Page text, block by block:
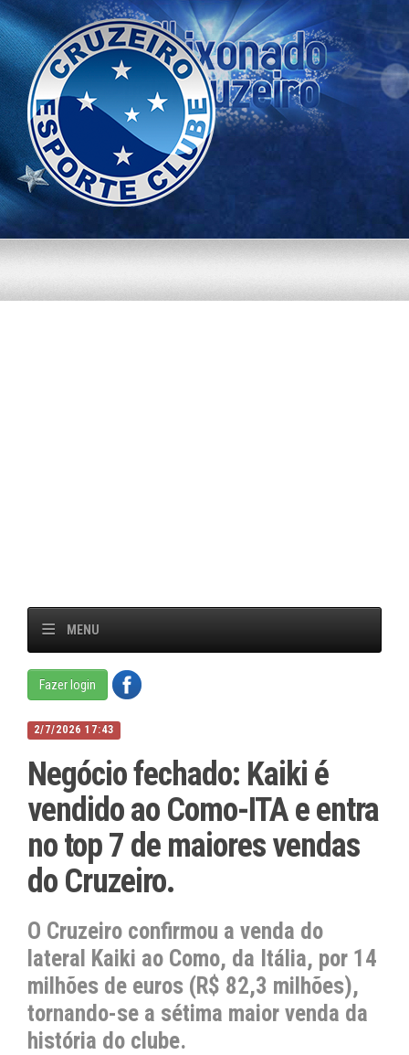
MENU
Fazer login
2/7/2026 17:43
Negócio fechado: Kaiki é
vendido ao Como-ITA e entra
no top 7 de maiores vendas
do Cruzeiro.
O Cruzeiro confirmou a venda do
lateral Kaiki ao Como, da Itália, por 14
milhões de euros (R$ 82,3 milhões),
tornando-se a sétima maior venda da
história do clube.